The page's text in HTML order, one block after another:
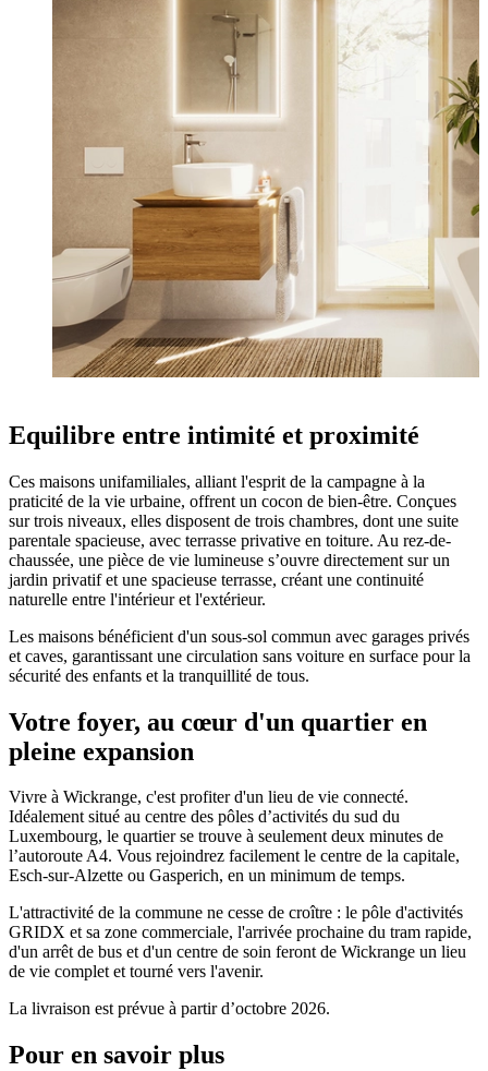
Equilibre entre intimité et proximité
Ces maisons unifamiliales, alliant l'esprit de la campagne à la
praticité de la vie urbaine, offrent un cocon de bien-être. Conçues
sur trois niveaux, elles disposent de trois chambres, dont une suite
parentale spacieuse, avec terrasse privative en toiture. Au rez-de-
chaussée, une pièce de vie lumineuse s’ouvre directement sur un
jardin privatif et une spacieuse terrasse, créant une continuité
naturelle entre l'intérieur et l'extérieur.
Les maisons bénéficient d'un sous-sol commun avec garages privés
et caves, garantissant une circulation sans voiture en surface pour la
sécurité des enfants et la tranquillité de tous.
Votre foyer, au cœur d'un quartier en
pleine expansion
Vivre à Wickrange, c'est profiter d'un lieu de vie connecté.
Idéalement situé au centre des pôles d’activités du sud du
Luxembourg, le quartier se trouve à seulement deux minutes de
l’autoroute A4. Vous rejoindrez facilement le centre de la capitale,
Esch-sur-Alzette ou Gasperich, en un minimum de temps.
L'attractivité de la commune ne cesse de croître : le pôle d'activités
GRIDX et sa zone commerciale, l'arrivée prochaine du tram rapide,
d'un arrêt de bus et d'un centre de soin feront de Wickrange un lieu
de vie complet et tourné vers l'avenir.
La livraison est prévue à partir d’octobre 2026.
Pour en savoir plus